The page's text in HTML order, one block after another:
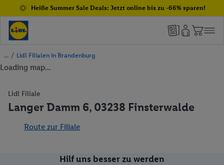
Heiße Summer Sale Deals: Jetzt online bis zu -66% sparen!
/ Lidl Filialen in Brandenburg
Loading map...
Lidl Filiale
Langer Damm 6, 03238 Finsterwalde
Route zur Filiale
Hilf uns besser zu werden